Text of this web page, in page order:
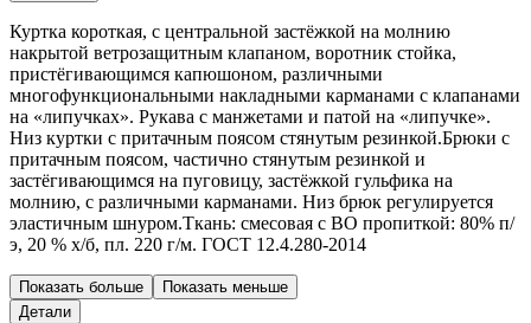
Куртка короткая, с центральной застёжкой на молнию
накрытой ветрозащитным клапаном, воротник стойка,
пристёгивающимся капюшоном, различными
многофункциональными накладными карманами с клапанами
на «липучках». Рукава с манжетами и патой на «липучке».
Низ куртки с притачным поясом стянутым резинкой.Брюки с
притачным поясом, частично стянутым резинкой и
застёгивающимся на пуговицу, застёжкой гульфика на
молнию, с различными карманами. Низ брюк регулируется
эластичным шнуром.Ткань: смесовая с ВО пропиткой: 80% п/
э, 20 % х/б, пл. 220 г/м. ГОСТ 12.4.280-2014
Показать больше
Показать меньше
Детали